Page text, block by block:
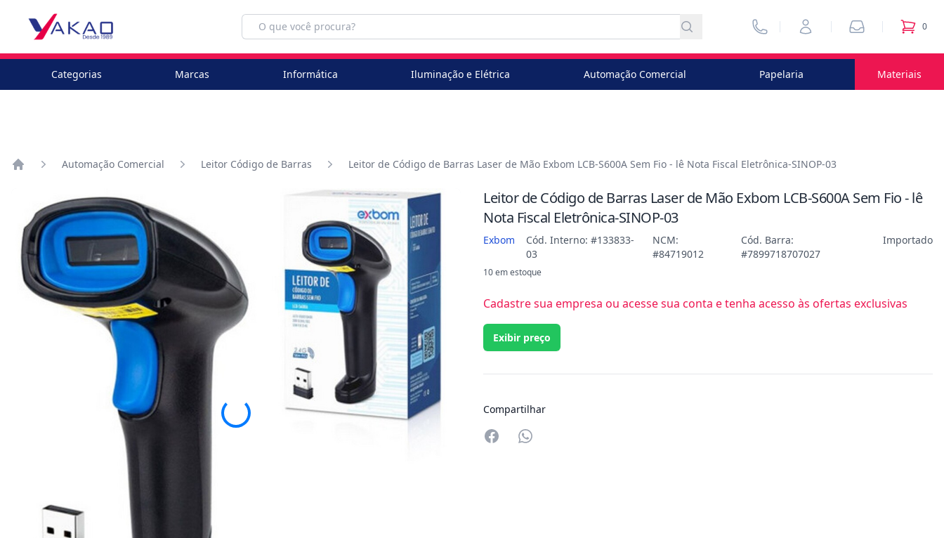
VendedoresMinha ContaPedidos 0
itens
Categorias Marcas Informática Iluminação e Elétrica Automação Comercial Papelaria Materiais
Automação Comercial Leitor Código de Barras Leitor de Código de Barras Laser de Mão Exbom LCB-S600A Sem Fio - lê Nota Fiscal Eletrônica-SINOP-03
Leitor de Código de Barras Laser de Mão Exbom LCB-S600A Sem Fio - lê
Nota Fiscal Eletrônica-SINOP-03
Exbom
Cód. Interno: #133833-
03
NCM:
#84719012
Cód. Barra:
#7899718707027
Importado
10 em estoque
Cadastre sua empresa ou acesse sua conta e tenha acesso às ofertas exclusivas
Exibir preço
Compartilhar
Compartilhar no Whatsapp